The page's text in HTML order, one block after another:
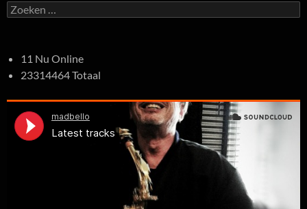
Zoeken
naar:
11 Nu Online
23314464 Totaal